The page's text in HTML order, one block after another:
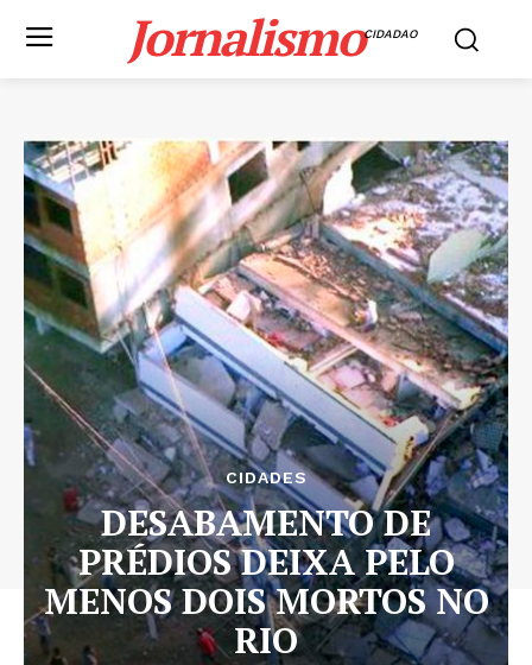
JornalismoCIDADAO
CIDADES
DESABAMENTO DE
PRÉDIOS DEIXA PELO
MENOS DOIS MORTOS NO
RIO